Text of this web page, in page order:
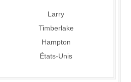
Larry
Timberlake
Hampton
États-Unis